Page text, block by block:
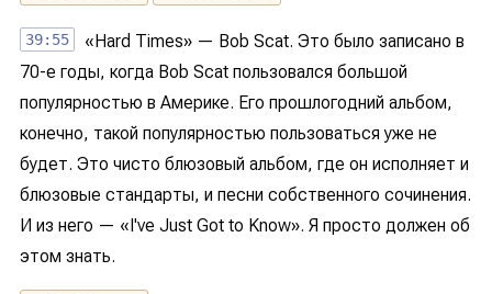
39:55
«Hard Times» — Bob Scat. Это было записано в
70-е годы, когда Bob Scat пользовался большой
популярностью в Америке. Его прошлогодний альбом,
конечно, такой популярностью пользоваться уже не
будет. Это чисто блюзовый альбом, где он исполняет и
блюзовые стандарты, и песни собственного сочинения.
И из него — «I've Just Got to Know». Я просто должен об
этом знать.